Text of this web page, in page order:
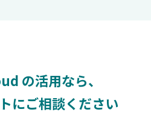
の活用なら、
にご相談ください